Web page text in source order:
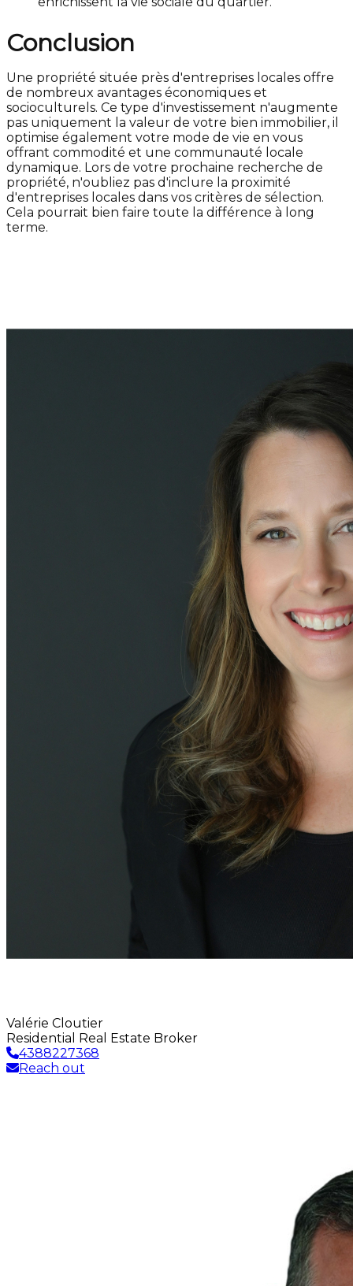
Conclusion
Une propriété située près d'entreprises locales offre
de nombreux avantages économiques et
socioculturels. Ce type d'investissement n'augmente
pas uniquement la valeur de votre bien immobilier, il
optimise également votre mode de vie en vous
offrant commodité et une communauté locale
dynamique. Lors de votre prochaine recherche de
propriété, n'oubliez pas d'inclure la proximité
d'entreprises locales dans vos critères de sélection.
Cela pourrait bien faire toute la différence à long
terme.
Valérie Cloutier
Residential Real Estate Broker
4388227368
Reach out